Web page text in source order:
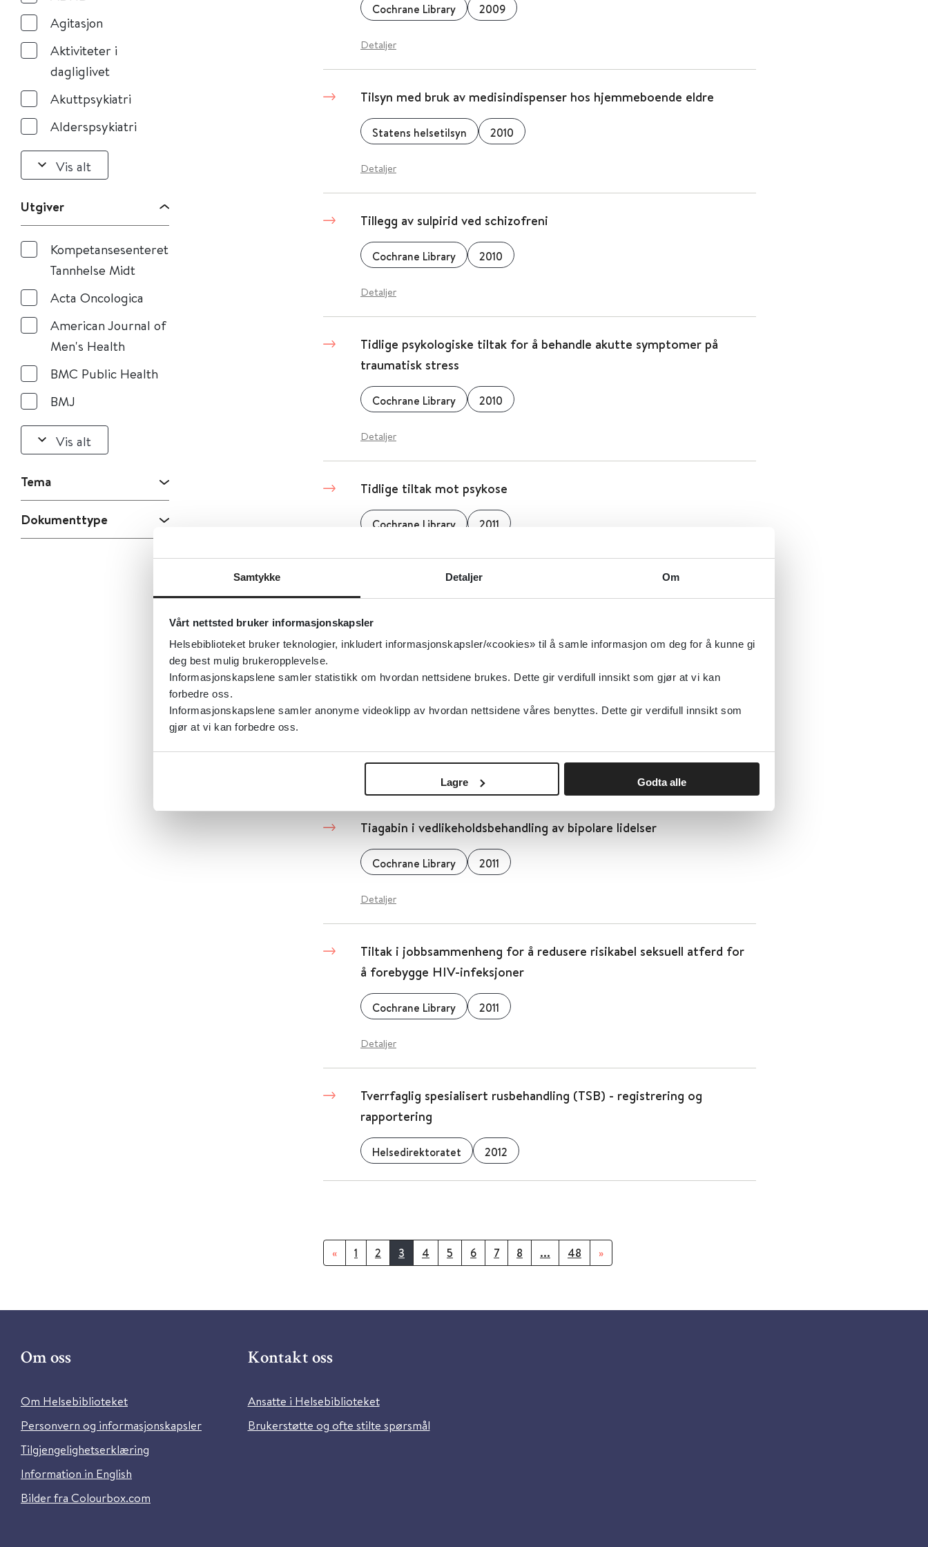
Samtykke Detaljer Om
Vårt nettsted bruker informasjonskapsler
Helsebiblioteket bruker teknologier, inkludert informasjonskapsler/«cookies» til å samle informasjon om deg for å kunne gi
deg best mulig brukeropplevelse.
Informasjonskapslene samler statistikk om hvordan nettsidene brukes. Dette gir verdifull innsikt som gjør at vi kan
forbedre oss.
Informasjonskapslene samler anonyme videoklipp av hvordan nettsidene våres benyttes. Dette gir verdifull innsikt som
gjør at vi kan forbedre oss.
Lagre Godta alle
Agitasjon
Aktiviteter i
dagliglivet
Akuttpsykiatri
Alderspsykiatri
Vis alt
Utgiver
Kompetansesenteret
Tannhelse Midt
Acta Oncologica
American Journal of
Men's Health
BMC Public Health
BMJ
Vis alt
Tema
Dokumenttype
Cochrane Library 2009
Detaljer
Tilsyn med bruk av medisindispenser hos hjemmeboende eldre
Statens helsetilsyn 2010
Detaljer
Tillegg av sulpirid ved schizofreni
Cochrane Library 2010
Detaljer
Tidlige psykologiske tiltak for å behandle akutte symptomer på
traumatisk stress
Cochrane Library 2010
Detaljer
Tidlige tiltak mot psykose
Cochrane Library 2011
Detaljer
Sykepleien 2011
Detaljer
Tiagabin i vedlikeholdsbehandling av bipolare lidelser
Cochrane Library 2011
Detaljer
Tiltak i jobbsammenheng for å redusere risikabel seksuell atferd for
å forebygge HIV-infeksjoner
Cochrane Library 2011
Detaljer
Tverrfaglig spesialisert rusbehandling (TSB) - registrering og
rapportering
Helsedirektoratet 2012
« 1 2 3 4 5 6 7 8 ... 48 »
Om oss
Om Helsebiblioteket
Personvern og informasjonskapsler
Tilgjengelighetserklæring
Information in English
Bilder fra Colourbox.com
Kontakt oss
Ansatte i Helsebiblioteket
Brukerstøtte og ofte stilte spørsmål